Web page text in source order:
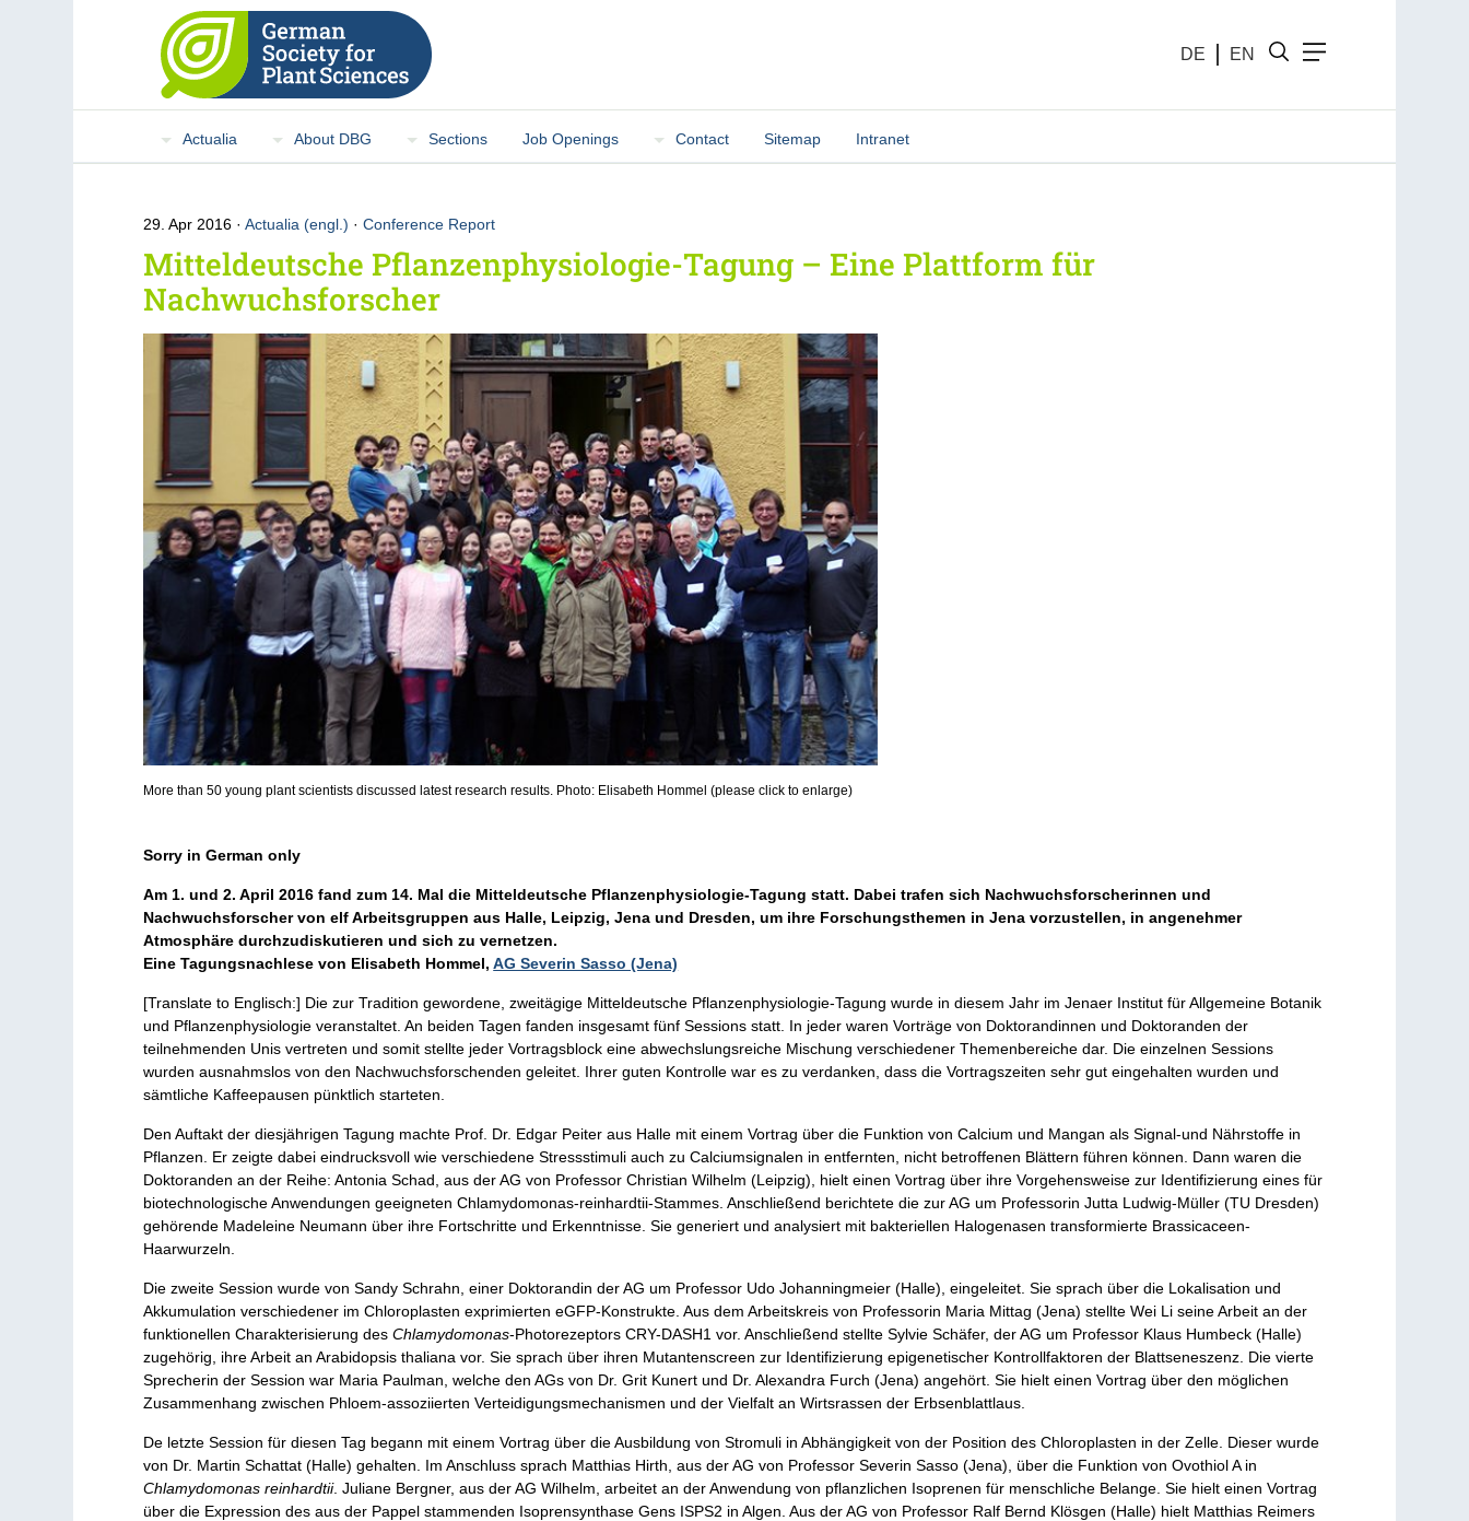
DE EN
Actualia About DBG Sections Job Openings Contact Sitemap Intranet
29. Apr 2016 Actualia (engl.) ·Conference Report
Mitteldeutsche Pflanzenphysiologie-Tagung – Eine Plattform für
Nachwuchsforscher
More than 50 young plant scientists discussed latest research results. Photo: Elisabeth Hommel (please click to enlarge)
Sorry in German only
Am 1. und 2. April 2016 fand zum 14. Mal die Mitteldeutsche Pflanzenphysiologie-Tagung statt. Dabei trafen sich Nachwuchsforscherinnen und
Nachwuchsforscher von elf Arbeitsgruppen aus Halle, Leipzig, Jena und Dresden, um ihre Forschungsthemen in Jena vorzustellen, in angenehmer
Atmosphäre durchzudiskutieren und sich zu vernetzen.
Eine Tagungsnachlese von Elisabeth Hommel,AG Severin Sasso (Jena)
[Translate to Englisch:] Die zur Tradition gewordene, zweitägige Mitteldeutsche Pflanzenphysiologie-Tagung wurde in diesem Jahr im Jenaer Institut für Allgemeine Botanik
und Pflanzenphysiologie veranstaltet. An beiden Tagen fanden insgesamt fünf Sessions statt. In jeder waren Vorträge von Doktorandinnen und Doktoranden der
teilnehmenden Unis vertreten und somit stellte jeder Vortragsblock eine abwechslungsreiche Mischung verschiedener Themenbereiche dar. Die einzelnen Sessions
wurden ausnahmslos von den Nachwuchsforschenden geleitet. Ihrer guten Kontrolle war es zu verdanken, dass die Vortragszeiten sehr gut eingehalten wurden und
sämtliche Kaffeepausen pünktlich starteten.
Den Auftakt der diesjährigen Tagung machte Prof. Dr. Edgar Peiter aus Halle mit einem Vortrag über die Funktion von Calcium und Mangan als Signal-und Nährstoffe in
Pflanzen. Er zeigte dabei eindrucksvoll wie verschiedene Stressstimuli auch zu Calciumsignalen in entfernten, nicht betroffenen Blättern führen können. Dann waren die
Doktoranden an der Reihe: Antonia Schad, aus der AG von Professor Christian Wilhelm (Leipzig), hielt einen Vortrag über ihre Vorgehensweise zur Identifizierung eines für
biotechnologische Anwendungen geeigneten Chlamydomonas-reinhardtii-Stammes. Anschließend berichtete die zur AG um Professorin Jutta Ludwig-Müller (TU Dresden)
gehörende Madeleine Neumann über ihre Fortschritte und Erkenntnisse. Sie generiert und analysiert mit bakteriellen Halogenasen transformierte Brassicaceen-
Haarwurzeln.
Die zweite Session wurde von Sandy Schrahn, einer Doktorandin der AG um Professor Udo Johanningmeier (Halle), eingeleitet. Sie sprach über die Lokalisation und
Akkumulation verschiedener im Chloroplasten exprimierten eGFP-Konstrukte. Aus dem Arbeitskreis von Professorin Maria Mittag (Jena) stellte Wei Li seine Arbeit an der
funktionellen Charakterisierung desChlamydomonas-Photorezeptors CRY-DASH1 vor. Anschließend stellte Sylvie Schäfer, der AG um Professor Klaus Humbeck (Halle)
zugehörig, ihre Arbeit an Arabidopsis thaliana vor. Sie sprach über ihren Mutantenscreen zur Identifizierung epigenetischer Kontrollfaktoren der Blattseneszenz. Die vierte
Sprecherin der Session war Maria Paulman, welche den AGs von Dr. Grit Kunert und Dr. Alexandra Furch (Jena) angehört. Sie hielt einen Vortrag über den möglichen
Zusammenhang zwischen Phloem-assoziierten Verteidigungsmechanismen und der Vielfalt an Wirtsrassen der Erbsenblattlaus.
De letzte Session für diesen Tag begann mit einem Vortrag über die Ausbildung von Stromuli in Abhängigkeit von der Position des Chloroplasten in der Zelle. Dieser wurde
von Dr. Martin Schattat (Halle) gehalten. Im Anschluss sprach Matthias Hirth, aus der AG von Professor Severin Sasso (Jena), über die Funktion von Ovothiol A in
Chlamydomonas reinhardtii. Juliane Bergner, aus der AG Wilhelm, arbeitet an der Anwendung von pflanzlichen Isoprenen für menschliche Belange. Sie hielt einen Vortrag
über die Expression des aus der Pappel stammenden Isoprensynthase Gens ISPS2 in Algen. Aus der AG von Professor Ralf Bernd Klösgen (Halle) hielt Matthias Reimers